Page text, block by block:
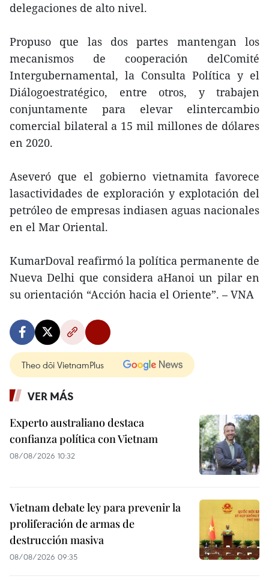
delegaciones de alto nivel.
Propuso que las dos partes mantengan los
mecanismos de cooperación delComité
Intergubernamental, la Consulta Política y el
Diálogoestratégico, entre otros, y trabajen
conjuntamente para elevar elintercambio
comercial bilateral a 15 mil millones de dólares
en 2020.
Aseveró que el gobierno vietnamita favorece
lasactividades de exploración y explotación del
petróleo de empresas indiasen aguas nacionales
en el Mar Oriental.
KumarDoval reafirmó la política permanente de
Nueva Delhi que considera aHanoi un pilar en
su orientación “Acción hacia el Oriente”. – VNA
Theo dõi VietnamPlus
VER MÁS
Experto australiano destaca
confianza política con Vietnam
08/08/2026 10:32
Vietnam debate ley para prevenir la
proliferación de armas de
destrucción masiva
08/08/2026 09:35